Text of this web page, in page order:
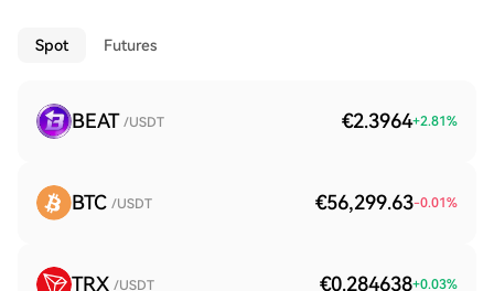
Spot Futures
BEAT /USDT €2.3964+2.81%
BTC /USDT €56,299.63-0.01%
TRX /USDT €0.284638+0.03%